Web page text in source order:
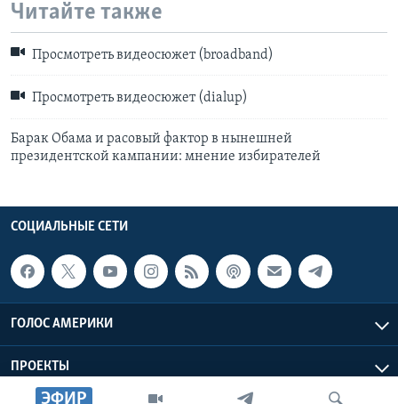
ЭФИР
Читайте также
Просмотреть видеосюжет (broadband)
Просмотреть видеосюжет (dialup)
Барак Обама и расовый фактор в нынешней
президентской кампании: мнение избирателей
СОЦИАЛЬНЫЕ СЕТИ
ГОЛОС АМЕРИКИ
ПРОЕКТЫ